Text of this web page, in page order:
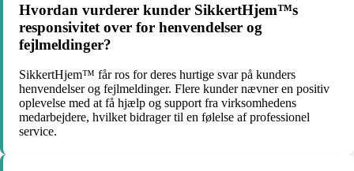
Hvordan vurderer kunder SikkertHjem™s
responsivitet over for henvendelser og
fejlmeldinger?
SikkertHjem™ får ros for deres hurtige svar på kunders
henvendelser og fejlmeldinger. Flere kunder nævner en positiv
oplevelse med at få hjælp og support fra virksomhedens
medarbejdere, hvilket bidrager til en følelse af professionel
service.